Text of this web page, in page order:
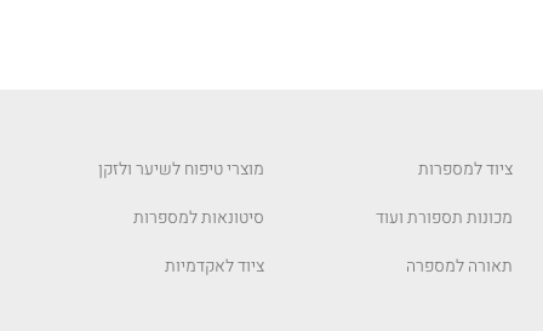
ציוד למספרות
מכונות תספורת ועוד
תאורה למספרה
מוצרי טיפוח לשיער ולזקן
סיטונאות למספרות
ציוד לאקדמיות